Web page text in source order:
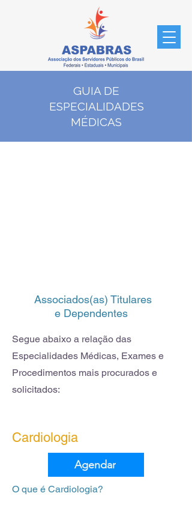
GUIA DE
ESPECIALIDADES
MÉDICAS
Associados(as) Titulares
e Dependentes
Segue abaixo a relação das
Especialidades Médicas, Exames e
Procedimentos mais procurados e
solicitados:
Cardiologia
Agendar
O que é Cardiologia?